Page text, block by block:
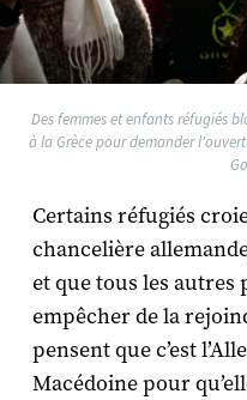
Des femmes et enfants réfugiés
à la Grèce pour demander
Certains réfugiés
chancelière
et que tous les autres
empêcher de la
pensent que c’est
Macédoine pour